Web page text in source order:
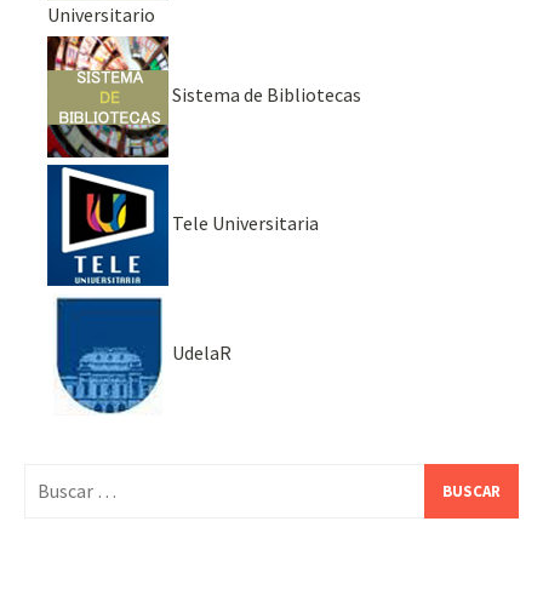
Universitario
Sistema de Bibliotecas
Tele Universitaria
UdelaR